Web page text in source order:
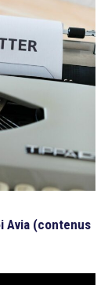
Avia (contenus